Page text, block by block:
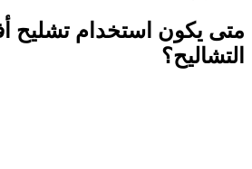
متى يكون استخدام تشليح
التشاليح؟